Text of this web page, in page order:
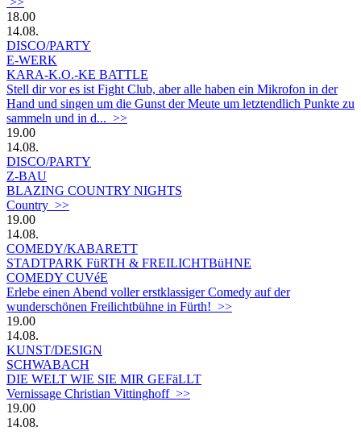
18.00
14.08.
DISCO/PARTY
E-WERK
KARA-K.O.-KE BATTLE
Stell dir vor es ist Fight Club, aber alle haben ein Mikrofon in der
Hand und singen um die Gunst der Meute um letztendlich Punkte zu
sammeln und in d... >>
19.00
14.08.
DISCO/PARTY
Z-BAU
BLAZING COUNTRY NIGHTS
Country >>
19.00
14.08.
COMEDY/KABARETT
STADTPARK FüRTH & FREILICHTBüHNE
COMEDY CUVéE
Erlebe einen Abend voller erstklassiger Comedy auf der
wunderschönen Freilichtbühne in Fürth! >>
19.00
14.08.
KUNST/DESIGN
SCHWABACH
DIE WELT WIE SIE MIR GEFäLLT
Vernissage Christian Vittinghoff >>
19.00
14.08.